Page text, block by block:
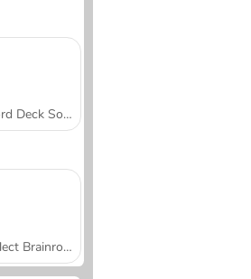
Word Deck Solitaire
Collect Brainrot Arena